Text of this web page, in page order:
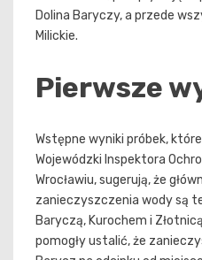
Dolina Baryczy, a przede
Milickie.
Pierwsze
Wstępne wyniki próbek,
Wojewódzki Inspektora
Wrocławiu, sugerują, że
zanieczyszczenia wody są
Baryczą, Kurochem i
pomogły ustalić, że